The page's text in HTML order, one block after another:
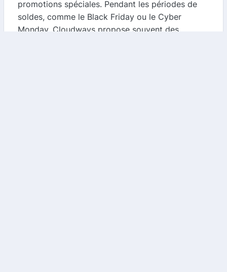
promotions spéciales. Pendant les périodes de
soldes, comme le Black Friday ou le Cyber
Monday, Cloudways propose souvent des